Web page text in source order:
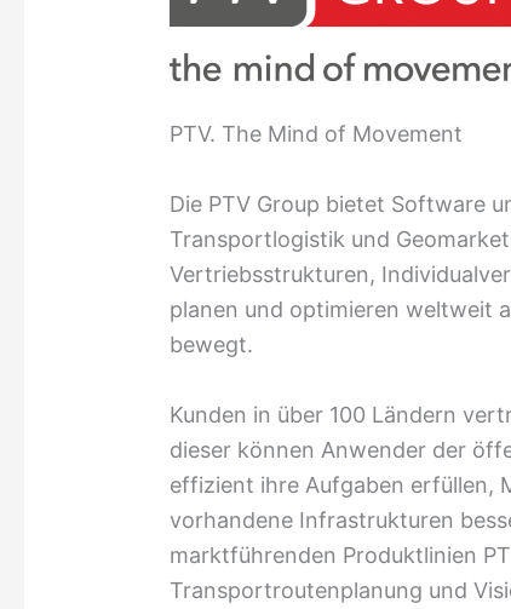
PTV. The Mind of Movement
Die PTV Group bietet Software
Transportlogistik und
Vertriebsstrukturen,
planen und optimieren weltweit
bewegt.
Kunden in über 100 Ländern
dieser können Anwender der
effizient ihre Aufgaben erfüllen,
vorhandene Infrastrukturen
marktführenden Produktlinien
Transportroutenplanung und